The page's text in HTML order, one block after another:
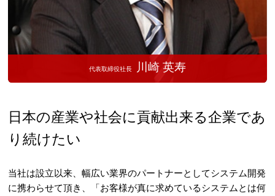
代表取締役社長 川崎 英寿
日本の産業や社会に貢献出来る企業であ
り続けたい
当社は設立以来、幅広い業界のパートナーとしてシステム開発
に携わらせて頂き、「お客様が真に求めているシステムとは何